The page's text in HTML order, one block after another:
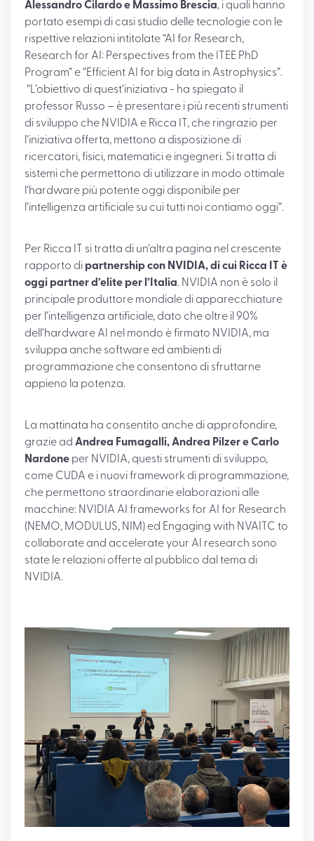
Alessandro Cilardo e Massimo Brescia, i quali hanno
portato esempi di casi studio delle tecnologie con le
rispettive relazioni intitolate “AI for Research,
Research for AI: Perspectives from the ITEE PhD
Program” e “Efficient AI for big data in Astrophysics”.
“L’obiettivo di quest’iniziativa - ha spiegato il
professor Russo – è presentare i più recenti strumenti
di sviluppo che NVIDIA e Ricca IT, che ringrazio per
l’iniziativa offerta, mettono a disposizione di
ricercatori, fisici, matematici e ingegneri. Si tratta di
sistemi che permettono di utilizzare in modo ottimale
l’hardware più potente oggi disponibile per
l’intelligenza artificiale su cui tutti noi contiamo oggi”.
Per Ricca IT si tratta di un’altra pagina nel crescente
rapporto di partnership con NVIDIA, di cui Ricca IT è
oggi partner d’elite per l’Italia. NVIDIA non è solo il
principale produttore mondiale di apparecchiature
per l’intelligenza artificiale, dato che oltre il 90%
dell’hardware AI nel mondo è firmato NVIDIA, ma
sviluppa anche software ed ambienti di
programmazione che consentono di sfruttarne
appieno la potenza.
La mattinata ha consentito anche di approfondire,
grazie ad Andrea Fumagalli, Andrea Pilzer e Carlo
Nardone per NVIDIA, questi strumenti di sviluppo,
come CUDA e i nuovi framework di programmazione,
che permettono straordinarie elaborazioni alle
macchine: NVIDIA AI frameworks for AI for Research
(NEMO, MODULUS, NIM) ed Engaging with NVAITC to
collaborate and accelerate your AI research sono
state le relazioni offerte al pubblico dal tema di
NVIDIA.